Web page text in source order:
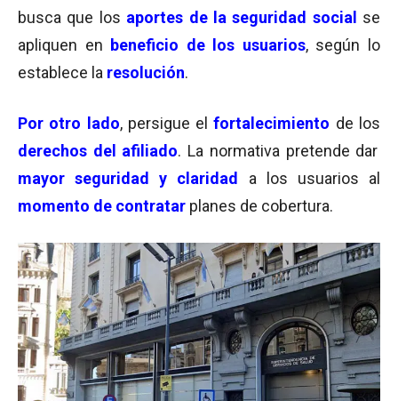
busca que los aportes de la seguridad social
se
apliquen en beneficio de los usuarios, según lo
establece la resolución.
Por otro lado, persigue el fortalecimiento de los
derechos del afiliado. La normativa pretende dar
mayor seguridad y claridad
a los usuarios al
momento de contratar planes de cobertura.